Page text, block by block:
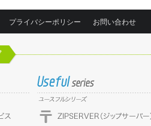
プライバシーポリシー お問い合わせ